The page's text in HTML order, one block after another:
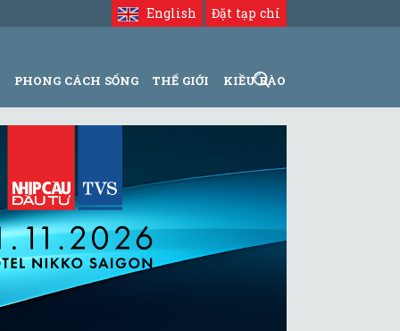
Đặt tạp chí
English
PHONG CÁCH SỐNG THẾ GIỚI KIỀU BÀO